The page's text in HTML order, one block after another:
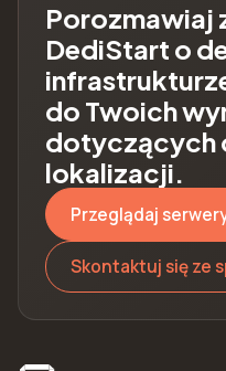
Porozmawiaj
DediStart o
do Twoich
dotyczących
lokalizacji.
Przeglądaj
Skontaktuj się ze